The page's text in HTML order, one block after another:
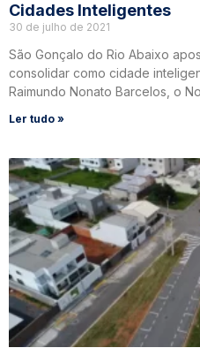
Cidades Inteligentes
30 de julho de 2021
São Gonçalo do Rio Abaixo
consolidar como cidade
Raimundo Nonato Barcelos, o
Ler tudo »